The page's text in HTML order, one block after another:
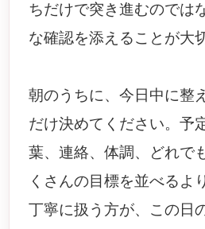
ちだけで突き進むのでは
な確認を添えることが大
朝のうちに、今日中に整
だけ決めてください。予
葉、連絡、体調、どれで
くさんの目標を並べるよ
丁寧に扱う方が、この日